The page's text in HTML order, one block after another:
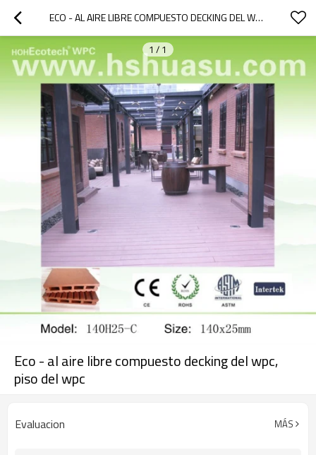
ECO - AL AIRE LIBRE COMPUESTO DECKING DEL WPC, PISO DEL WPC
1 / 1
Eco - al aire libre compuesto decking del wpc,
piso del wpc
Evaluacion MÁS